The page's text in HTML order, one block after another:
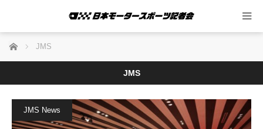
ホーム JMS
JMS
JMS News